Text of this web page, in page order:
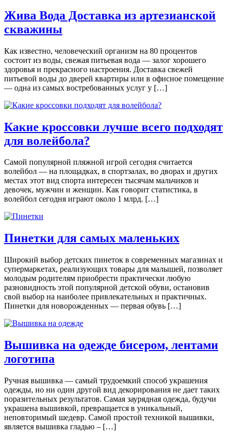
Жива Вода Доставка из артезианской
скважины
Как известно, человеческий организм на 80 процентов
состоит из воды, свежая питьевая вода — залог хорошего
здоровья и прекрасного настроения. Доставка свежей
питьевой воды до дверей квартиры или в офисное помещение
— одна из самых востребованных услуг у […]
Какие кроссовки лучше всего подходят
для волейбола?
Самой популярной пляжной игрой сегодня считается
волейбол — на площадках, в спортзалах, во дворах и других
местах этот вид спорта интересен тысячам мальчиков и
девочек, мужчин и женщин. Как говорит статистика, в
волейбол сегодня играют около 1 млрд. […]
Пинетки для самых маленьких
Широкий выбор детских пинеток в современных магазинах и
супермаркетах, реализующих товары для малышей, позволяет
молодым родителям приобрести практически любую
разновидность этой популярной детской обуви, остановив
свой выбор на наиболее привлекательных и практичных.
Пинетки для новорожденных — первая обувь […]
Вышивка на одежде бисером, лентами
логотипа
Ручная вышивка — самый трудоемкий способ украшения
одежды, но ни один другой вид декорирования не дает таких
поразительных результатов. Самая заурядная одежда, будучи
украшена вышивкой, превращается в уникальный,
неповторимый шедевр. Самой простой техникой вышивки,
является вышивка гладью – […]